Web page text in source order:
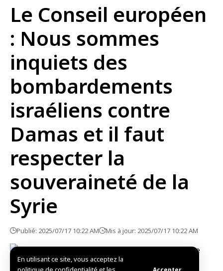
En utilisant ce site, vous acceptez la
Le Conseil européen
: Nous sommes
inquiets des
bombardements
israéliens contre
Damas et il faut
respecter la
souveraineté de la
Syrie
Publié: 2025/07/17 10:22 AM Mis à jour: 2025/07/17 10:22 AM